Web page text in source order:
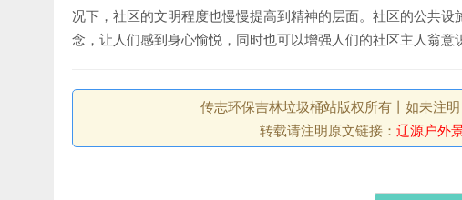
况下，社区的文明程度也慢慢提高到精神的层面。社区的公共
念，让人们感到身心愉悦，同时也可以增强人们的社区主人翁意
传志环保吉林垃圾桶站版权所有丨如未注
转载请注明原文链接： 辽源户外